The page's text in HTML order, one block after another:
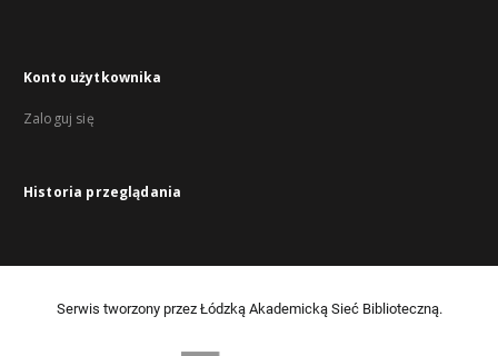
Konto użytkownika
Zaloguj się
Historia przeglądania
Serwis tworzony przez Łódzką Akademicką Sieć Biblioteczną.